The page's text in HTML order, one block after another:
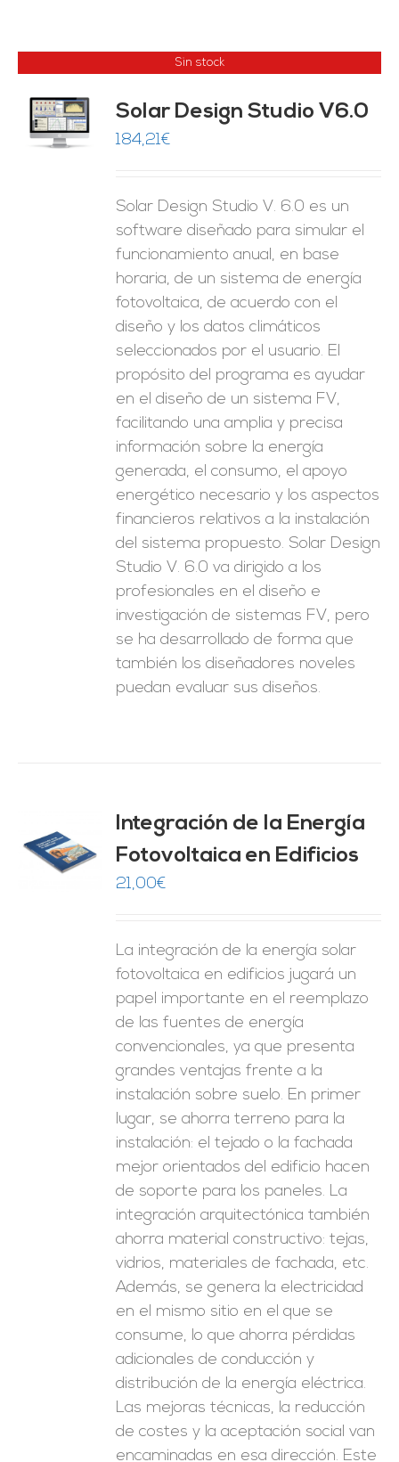
Sin stock
Solar Design Studio V6.0
184,21€
Solar Design Studio V. 6.0 es un
software diseñado para simular el
funcionamiento anual, en base
horaria, de un sistema de energía
fotovoltaica, de acuerdo con el
diseño y los datos climáticos
seleccionados por el usuario. El
propósito del programa es ayudar
en el diseño de un sistema FV,
facilitando una amplia y precisa
información sobre la energía
generada, el consumo, el apoyo
energético necesario y los aspectos
financieros relativos a la instalación
del sistema propuesto. Solar Design
Studio V. 6.0 va dirigido a los
profesionales en el diseño e
investigación de sistemas FV, pero
se ha desarrollado de forma que
también los diseñadores noveles
puedan evaluar sus diseños.
Integración de la Energía
Fotovoltaica en Edificios
21,00€
La integración de la energía solar
fotovoltaica en edificios jugará un
papel importante en el reemplazo
de las fuentes de energía
convencionales, ya que presenta
grandes ventajas frente a la
instalación sobre suelo. En primer
lugar, se ahorra terreno para la
instalación: el tejado o la fachada
mejor orientados del edificio hacen
de soporte para los paneles. La
integración arquitectónica también
ahorra material constructivo: tejas,
vidrios, materiales de fachada, etc.
Además, se genera la electricidad
en el mismo sitio en el que se
consume, lo que ahorra pérdidas
adicionales de conducción y
distribución de la energía eléctrica.
Las mejoras técnicas, la reducción
de costes y la aceptación social van
encaminadas en esa dirección. Este